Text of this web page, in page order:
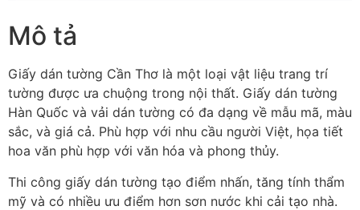
Mô tả
Giấy dán tường Cần Thơ là một loại vật liệu trang trí
tường được ưa chuộng trong nội thất. Giấy dán tường
Hàn Quốc và vải dán tường có đa dạng về mẫu mã, màu
sắc, và giá cả. Phù hợp với nhu cầu người Việt, họa tiết
hoa văn phù hợp với văn hóa và phong thủy.
Thi công giấy dán tường tạo điểm nhấn, tăng tính thẩm
mỹ và có nhiều ưu điểm hơn sơn nước khi cải tạo nhà.